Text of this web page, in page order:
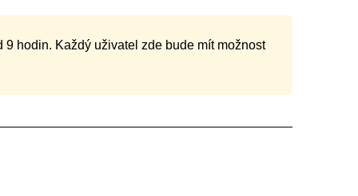
9 hodin. Každý uživatel zde bude mít možnost